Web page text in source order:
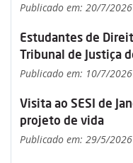
Publicado em: 20/7/2026
Estudantes de
Tribunal de Justiça
Publicado em: 10/7/2026
Visita ao SESI de
projeto de vida
Publicado em: 29/5/2026